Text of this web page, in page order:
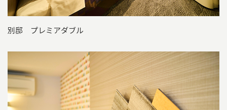
別邸 プレミアダブル